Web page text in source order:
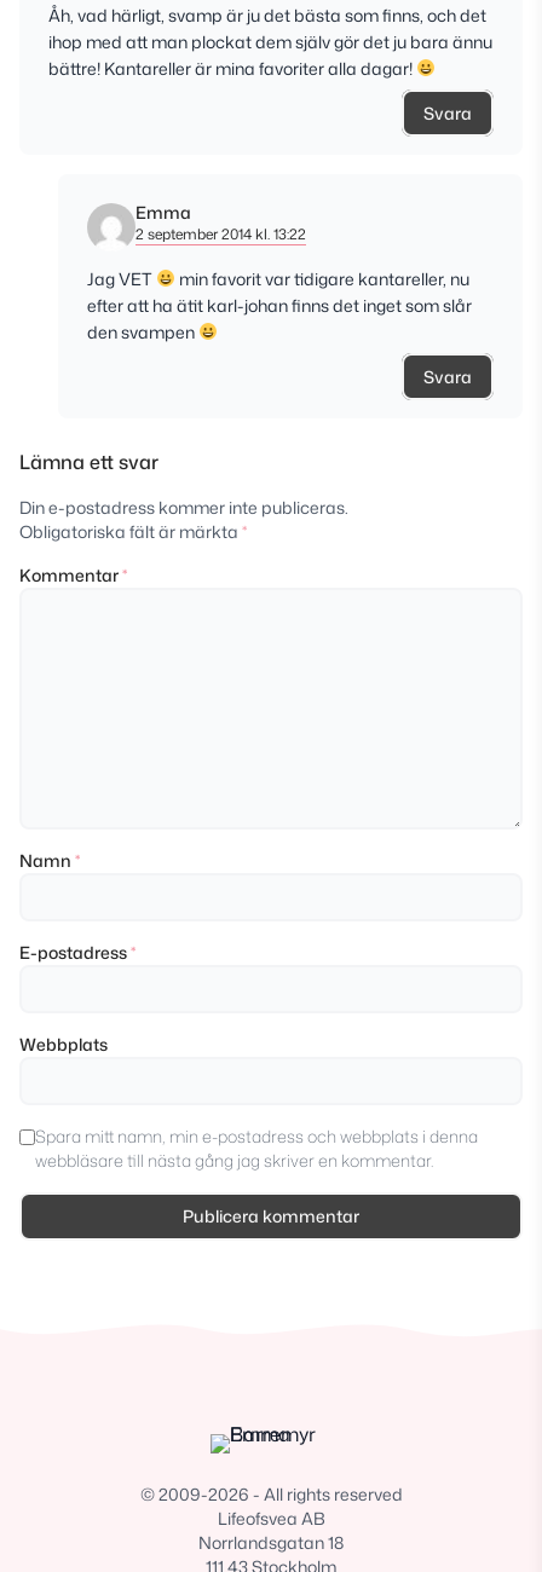
Åh, vad härligt, svamp är ju det bästa som finns, och det
ihop med att man plockat dem själv gör det ju bara ännu
bättre! Kantareller är mina favoriter alla dagar!
Svara
Emma
2 september 2014 kl. 13:22
Jag VET
min favorit var tidigare kantareller, nu
efter att ha ätit karl-johan finns det inget som slår
den svampen
Svara
Lämna ett svar
Din e-postadress kommer inte publiceras.
Obligatoriska fält är märkta *
Kommentar*
Namn *
E-postadress*
Webbplats
Spara mitt namn, min e-postadress och webbplats i denna
webbläsare till nästa gång jag skriver en kommentar.
© 2009-2026 - All rights reserved
Lifeofsvea AB
Norrlandsgatan 18
111 43 Stockholm